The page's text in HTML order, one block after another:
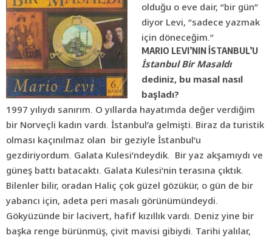
olduğu o eve dair, “bir gün”
diyor Levi, “sadece yazmak
için döneceğim.”
MARIO LEVI’NIN İSTANBUL’U
İstanbul Bir Masaldı
dediniz, bu masal nasıl
başladı?
1997 yılıydı sanırım. O yıllarda hayatımda değer verdiğim
bir Norveçli kadın vardı. İstanbul’a gelmişti. Biraz da turistik
olması kaçınılmaz olan bir geziyle İstanbul’u
gezdiriyordum. Galata Kulesi’ndeydik. Bir yaz akşamıydı ve
güneş battı batacaktı. Galata Kulesi’nin terasına çıktık.
Bilenler bilir, oradan Haliç çok güzel gözükür, o gün de bir
yabancı için, adeta peri masalı görünümündeydi.
Gökyüzünde bir lacivert, hafif kızıllık vardı. Deniz yine bir
başka renge bürünmüş, çivit mavisi gibiydi. Tarihi yalılar,